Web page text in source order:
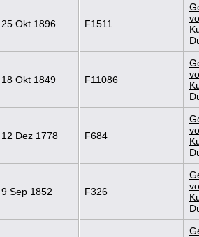
25 Okt 1896 F1511
18 Okt 1849 F11086
12 Dez 1778 F684
9 Sep 1852 F326